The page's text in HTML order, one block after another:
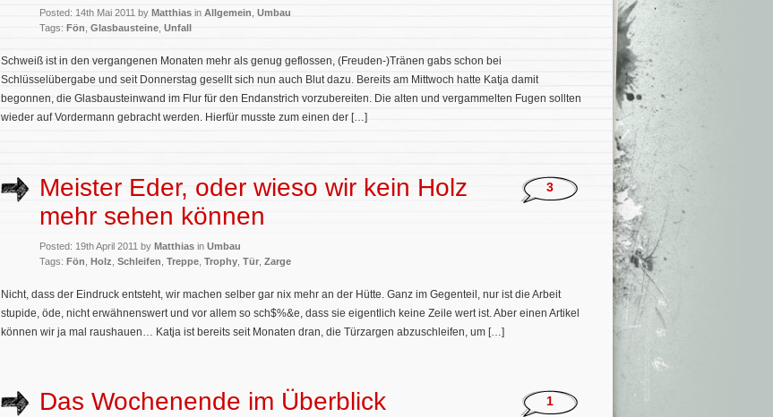
Posted: 14th Mai 2011 by Matthias in Allgemein Umbau
Tags: Fön Glasbausteine Unfall
Schweiß ist in den vergangenen Monaten mehr als genug geflossen, (Freuden-)Tränen gabs schon bei
Schlüsselübergabe und seit Donnerstag gesellt sich nun auch Blut dazu. Bereits am Mittwoch hatte Katja damit
begonnen, die Glasbausteinwand im Flur für den Endanstrich vorzubereiten. Die alten und vergammelten Fugen sollten
wieder auf Vordermann gebracht werden. Hierfür musste zum einen der […]
Meister Eder, oder wieso wir kein Holz
mehr sehen können
Posted: 19th April 2011 by Matthias in Umbau
Tags: Fön Holz Schleifen Treppe Trophy Tür Zarge
3
Nicht, dass der Eindruck entsteht, wir machen selber gar nix mehr an der Hütte. Ganz im Gegenteil, nur ist die Arbeit
stupide, öde, nicht erwähnenswert und vor allem so sch$%&e, dass sie eigentlich keine Zeile wert ist. Aber einen Artikel
können wir ja mal raushauen… Katja ist bereits seit Monaten dran, die Türzargen abzuschleifen, um […]
Das Wochenende im Überblick 1